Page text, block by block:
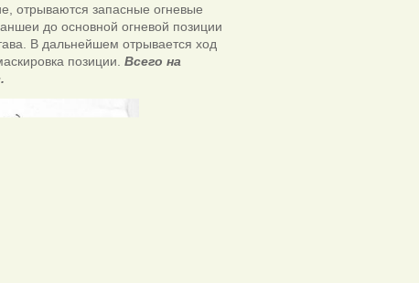
отрываются запасные огневые
до основной огневой позиции
В дальнейшем отрывается ход
позиции. Всего на